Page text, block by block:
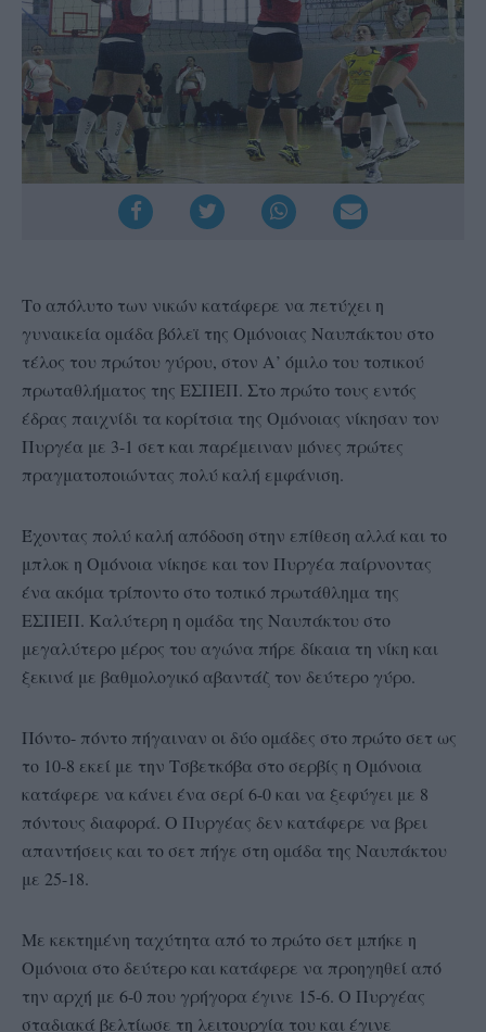
Το απόλυτο των νικών κατάφερε να πετύχει η
γυναικεία ομάδα βόλεϊ της Ομόνοιας Ναυπάκτου στο
τέλος του πρώτου γύρου, στον Α’ όμιλο του τοπικού
πρωταθλήματος της ΕΣΠΕΠ. Στο πρώτο τους εντός
έδρας παιχνίδι τα κορίτσια της Ομόνοιας νίκησαν τον
Πυργέα με 3-1 σετ και παρέμειναν μόνες πρώτες
πραγματοποιώντας πολύ καλή εμφάνιση.
Έχοντας πολύ καλή απόδοση στην επίθεση αλλά και το
μπλοκ η Ομόνοια νίκησε και τον Πυργέα παίρνοντας
ένα ακόμα τρίποντο στο τοπικό πρωτάθλημα της
ΕΣΠΕΠ. Καλύτερη η ομάδα της Ναυπάκτου στο
μεγαλύτερο μέρος του αγώνα πήρε δίκαια τη νίκη και
ξεκινά με βαθμολογικό αβαντάζ τον δεύτερο γύρο.
Πόντο- πόντο πήγαιναν οι δύο ομάδες στο πρώτο σετ ως
το 10-8 εκεί με την Τσβετκόβα στο σερβίς η Ομόνοια
κατάφερε να κάνει ένα σερί 6-0 και να ξεφύγει με 8
πόντους διαφορά. Ο Πυργέας δεν κατάφερε να βρει
απαντήσεις και το σετ πήγε στη ομάδα της Ναυπάκτου
με 25-18.
Με κεκτημένη ταχύτητα από το πρώτο σετ μπήκε η
Ομόνοια στο δεύτερο και κατάφερε να προηγηθεί από
την αρχή με 6-0 που γρήγορα έγινε 15-6. Ο Πυργέας
σταδιακά βελτίωσε τη λειτουργία του και έγινε